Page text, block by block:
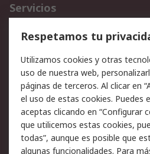
Servicios
Cómo realizar pedidos
Facturación y pago
Ofertas
Legal
Aviso legal
Política sobre cookies
Respetamos tu
Utilizamos cookies y otras
uso de nuestra web,
páginas de terceros. Al clicar en
el uso de estas cookies. Puedes
aceptas clicando en “Configurar
que utilicemos estas cookies,
todas”, aunque es posible que
algunas funcionalidades. Para